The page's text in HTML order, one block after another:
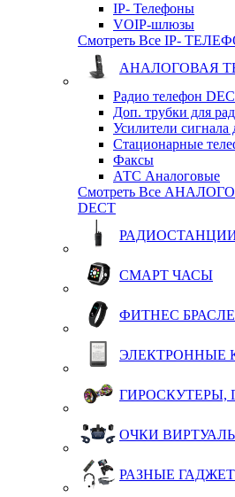
IP- Телефоны
VOIP-шлюзы
Смотреть Все IP-
АНАЛОГОВАЯ
Радио телефон
Доп. трубки для
Усилители сигнала
Стационарные
Факсы
АТС Аналоговые
Смотреть Все
DECT
СМАРТ ЧАСЫ
ФИТНЕС
ЭЛЕКТРОННЫЕ
ГИРОСКУТЕРЫ,
ОЧКИ
РАЗНЫЕ